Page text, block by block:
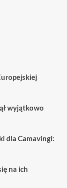
wyjątkowo
dla Camavingi:
na ich